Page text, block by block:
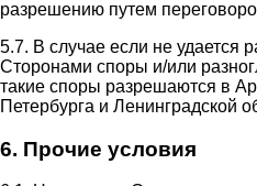
разрешению путем
5.7. В случае если не удается
Сторонами споры и/или
такие споры разрешаются в
Петербурга и Ленинградской
6. Прочие условия